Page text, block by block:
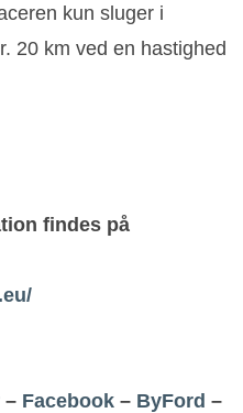
kun sluger i
20 km ved en hastighed
findes på
– Facebook – ByFord –